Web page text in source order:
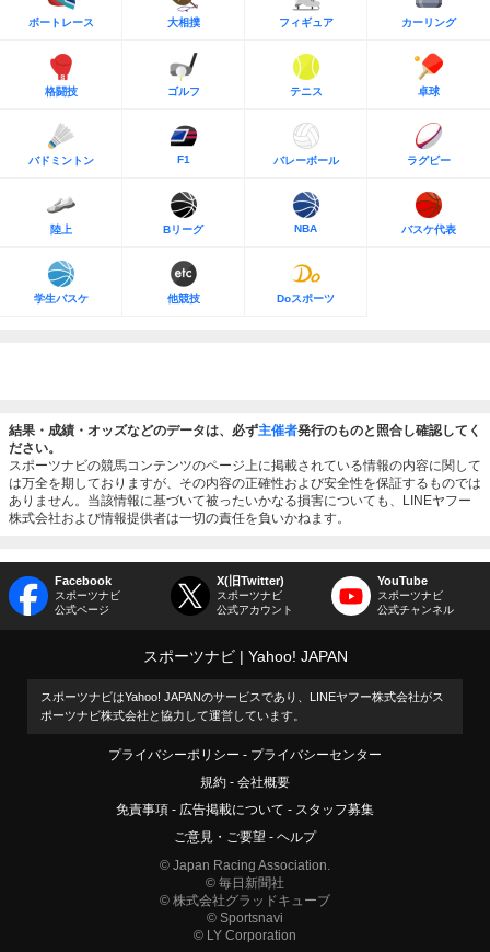
ボートレース 大相撲 フィギュア カーリング
格闘技 ゴルフ テニス 卓球
バドミントン F1 バレーボール ラグビー
陸上 Bリーグ NBA バスケ代表
学生バスケ 他競技 Doスポーツ
結果・成績・オッズなどのデータは、必ず主催者発行のものと照合し確認してく
ださい。
スポーツナビの競馬コンテンツのページ上に掲載されている情報の内容に関して
は万全を期しておりますが、その内容の正確性および安全性を保証するものでは
ありません。当該情報に基づいて被ったいかなる損害についても、LINEヤフー
株式会社および情報提供者は一切の責任を負いかねます。
Facebook
スポーツナビ
公式ページ
X(旧Twitter)
スポーツナビ
公式アカウント
YouTube
スポーツナビ
公式チャンネル
スポーツナビ Yahoo! JAPAN
スポーツナビはYahoo! JAPANのサービスであり、LINEヤフー株式会社がス
ポーツナビ株式会社と協力して運営しています。
プライバシーポリシー
プライバシーセンター
規約
会社概要
免責事項
広告掲載について
スタッフ募集
ご意見・ご要望
ヘルプ
© Japan Racing Association.
© 毎日新聞社
© 株式会社グラッドキューブ
© Sportsnavi
© LY Corporation